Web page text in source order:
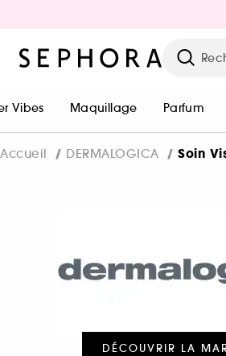
Vibes Maquillage Parfum
Accueil DERMALOGICA Soin
DÉCOUVRIR LA